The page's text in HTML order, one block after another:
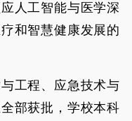
人工智能与医学深
和智慧健康发展的
工程、应急技术与
部获批，学校本科